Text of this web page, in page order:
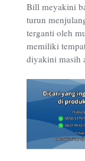
Bill meyakini
turun
terganti oleh
memiliki
diyakini masih